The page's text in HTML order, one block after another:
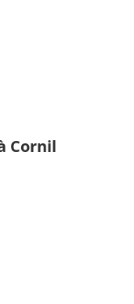
Cornil